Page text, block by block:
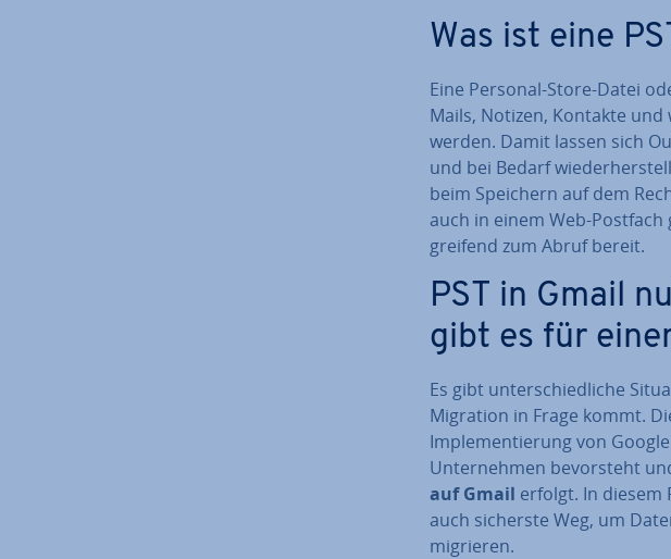
Was ist eine
Eine Personal-Store-Datei
Mails, Notizen, Kontakte
werden. Damit lassen sich
und bei Bedarf
beim Speichern auf dem
auch in einem Web-
grei­fend zum Abruf bereit.
PST in Gmail
gibt es für
Es gibt un­ter­schied­li­che
Migration in Frage kommt.
Im­ple­men­tie­rung von
Un­ter­neh­men be­vor­steht
auf Gmail erfolgt. In diesem
auch sicherste Weg, um
migrieren.